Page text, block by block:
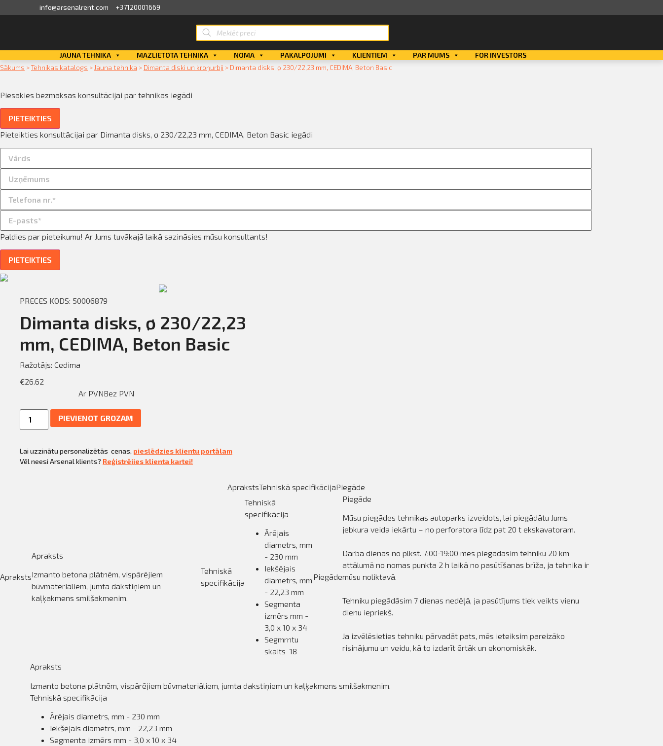
info@arsenalrent.com +37120001669
Products
search
pavadzīmes
atlikumi objektos
bilance
informācija
to
JAUNA TEHNIKA MAZLIETOTA TEHNIKA NOMA PAKALPOJUMI KLIENTIEM PAR MUMS
FOR INVESTORS
Sākums >Tehnikas katalogs > Jauna tehnika > Dimanta diski un kroņurbji > Dimanta disks, ø 230/22,23 mm, CEDIMA, Beton Basic
Piesakies bezmaksas konsultācijai par tehnikas iegādi
PIETEIKTIES
Pieteikties konsultācijai par Dimanta disks, ø 230/22,23 mm, CEDIMA, Beton Basic iegādi
Paldies par pieteikumu! Ar Jums tuvākajā laikā sazināsies mūsu konsultants!
PIETEIKTIES
PRECES KODS: 50006879
Dimanta disks, ø 230/22,23
mm, CEDIMA, Beton Basic
Ražotājs: Cedima
€26.62
Ar PVNBez PVN
Dimanta
disks,
ø
CEDIMA,
Beton
PIEVIENOT GROZAM
Lai uzzinātu personalizētās cenas, pieslēdzies klientu portālam
Vēl neesi Arsenal klients? Reģistrējies klienta kartei!
AprakstsTehniskā specifikācijaPiegāde
Apraksts
Apraksts
Izmanto betona plātnēm, vispārējiem
būvmateriāliem, jumta dakstiņiem un
kaļķakmens smilšakmenim.
Tehniskā
specifikācija
Tehniskā
specifikācija
Ārējais
diametrs, mm
- 230 mm
Iekšējais
diametrs, mm
- 22,23 mm
Segmenta
izmērs mm -
3,0 x 10 x 34
Segmrntu
skaits 18
Piegāde
Piegāde
Mūsu piegādes tehnikas autoparks izveidots, lai piegādātu Jums
jebkura veida iekārtu – no perforatora līdz pat 20 t ekskavatoram.
Darba dienās no plkst. 7:00-19:00 mēs piegādāsim tehniku 20 km
attālumā no nomas punkta 2 h laikā no pasūtīšanas brīža, ja tehnika ir
mūsu noliktavā.
Tehniku piegādāsim 7 dienas nedēļā, ja pasūtījums tiek veikts vienu
dienu iepriekš.
Ja izvēlēsieties tehniku pārvadāt pats, mēs ieteiksim pareizāko
risinājumu un veidu, kā to izdarīt ērtāk un ekonomiskāk.
Apraksts
Izmanto betona plātnēm, vispārējiem būvmateriāliem, jumta dakstiņiem un kaļķakmens smilšakmenim.
Tehniskā specifikācija
Ārējais diametrs, mm - 230 mm
Iekšējais diametrs, mm - 22,23 mm
Segmenta izmērs mm - 3,0 x 10 x 34